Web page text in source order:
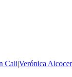
Cali|Verónica Alcocer